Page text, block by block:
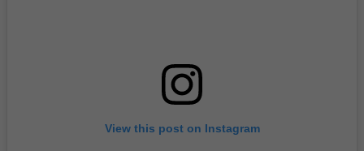
View this post on Instagram